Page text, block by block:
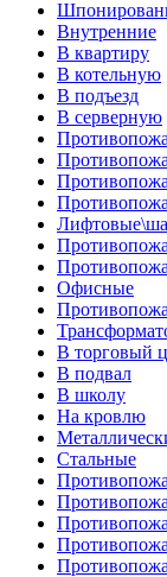
Внутренние
В квартиру
В котельную
В подъезд
В серверную
Офисные
В торговый
В подвал
В школу
На кровлю
Стальные